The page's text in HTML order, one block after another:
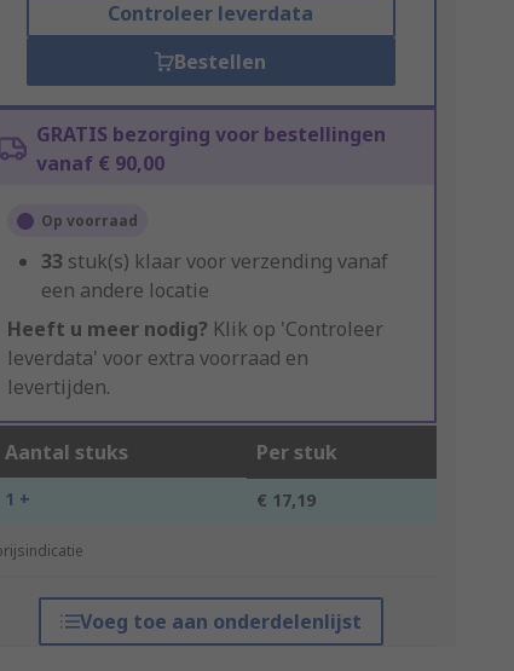
Controleer leverdata
Bestellen
GRATIS bezorging voor bestellingen
vanaf € 90,00
Op voorraad
33 stuk(s) klaar voor verzending vanaf
een andere locatie
Heeft u meer nodig? Klik op 'Controleer
leverdata' voor extra voorraad en
levertijden.
Aantal stuks Per stuk
1 + € 17,19
Voeg toe aan onderdelenlijst